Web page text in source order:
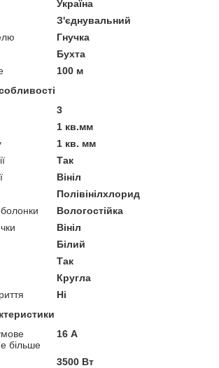
Україна
З'єднувальний
Гнучка
Бухта
100 м
3
1 кв.мм
1 кв. мм
Так
Вініл
Полівінілхлорид
Вологостійка
Вініл
Білий
Так
Кругла
Ні
більше
16 А
3500 Вт